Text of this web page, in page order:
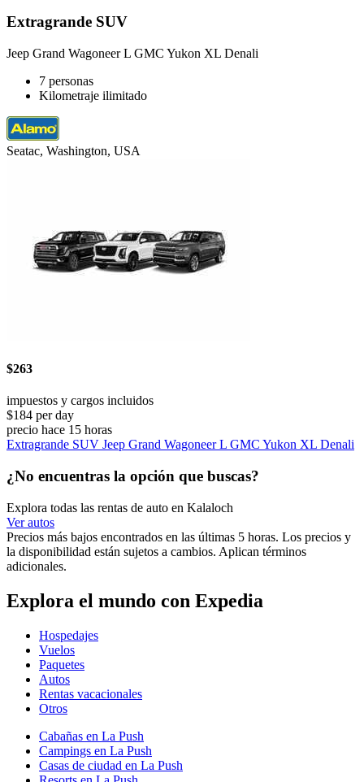
Extragrande SUV
Jeep Grand Wagoneer L GMC Yukon XL Denali
7 personas
Kilometraje ilimitado
Seatac, Washington, USA
$263
impuestos y cargos incluidos
$184 per day
precio hace 15 horas
Extragrande SUV Jeep Grand Wagoneer L GMC Yukon XL Denali
¿No encuentras la opción que buscas?
Explora todas las rentas de auto en Kalaloch
Ver autos
Precios más bajos encontrados en las últimas 5 horas. Los precios y
la disponibilidad están sujetos a cambios. Aplican términos
adicionales.
Explora el mundo con Expedia
Hospedajes
Vuelos
Paquetes
Autos
Rentas vacacionales
Otros
Cabañas en La Push
Campings en La Push
Casas de ciudad en La Push